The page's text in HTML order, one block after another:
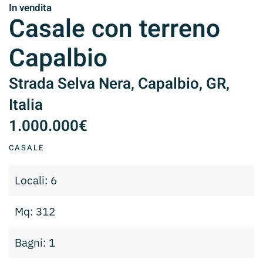
In vendita
Casale con terreno
Capalbio
Strada Selva Nera, Capalbio, GR,
Italia
1.000.000€
CASALE
Locali: 6
Mq: 312
Bagni: 1